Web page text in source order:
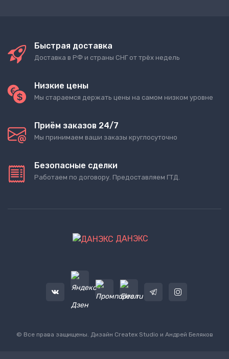
Быстрая доставка
Доставка в РФ и страны СНГ от трёх недель
Низкие цены
Мы стараемся держать цены на самом низком уровне
Приём заказов 24/7
Мы принимаем ваши заказы круглосуточно
Безопасные сделки
Работаем по договору. Предоставляем ГТД.
ДАНЭКС
© Все права защищены. Дизайн Createx Studio и Андрей Беляков